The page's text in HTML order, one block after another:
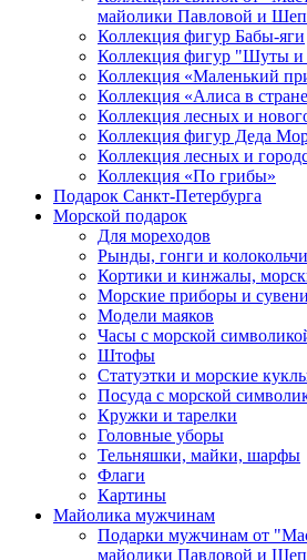
майолики Павловой и
Коллекция фигур Бабы-яги
Коллекция фигур "Шуты и
Коллекция «Маленький
Коллекция «Алиса в
Коллекция лесных и
Коллекция фигур Деда
Коллекция лесных и
Коллекция «По грибы»
Подарок Санкт-Петербурга
Морской подарок
Для мореходов
Рынды, гонги и
Кортики и кинжалы,
Морские приборы и
Модели маяков
Часы с морской
Штофы
Статуэтки и морские
Посуда с морской
Кружки и тарелки
Головные уборы
Тельняшки, майки, шарфы
Флаги
Картины
Майолика мужчинам
Подарки мужчинам от
майолики Павловой и